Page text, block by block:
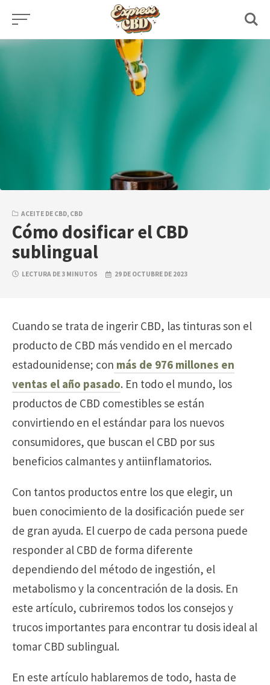
Skip
content
ACEITE DE CBD, CBD
Cómo dosificar el CBD
sublingual
LECTURA DE 3 MINUTOS 29 DE OCTUBRE DE 2023
Cuando se trata de ingerir CBD, las tinturas son el
producto de CBD más vendido en el mercado
estadounidense; con más de 976 millones en
ventas el año pasado. En todo el mundo, los
productos de CBD comestibles se están
convirtiendo en el estándar para los nuevos
consumidores, que buscan el CBD por sus
beneficios calmantes y antiinflamatorios.
Con tantos productos entre los que elegir, un
buen conocimiento de la dosificación puede ser
de gran ayuda. El cuerpo de cada persona puede
responder al CBD de forma diferente
dependiendo del método de ingestión, el
metabolismo y la concentración de la dosis. En
este artículo, cubriremos todos los consejos y
trucos importantes para encontrar tu dosis ideal al
tomar CBD sublingual.
En este artículo hablaremos de todo, hasta de